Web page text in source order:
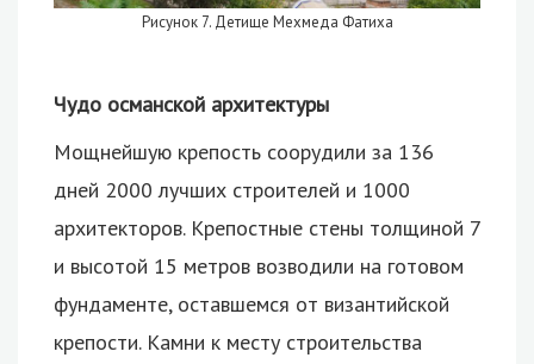
Рисунок 7. Детище Мехмеда Фатиха
Чудо османской архитектуры
Мощнейшую крепость соорудили за 136
дней 2000 лучших строителей и 1000
архитекторов. Крепостные стены толщиной 7
и высотой 15 метров возводили на готовом
фундаменте, оставшемся от византийской
крепости. Камни к месту строительства